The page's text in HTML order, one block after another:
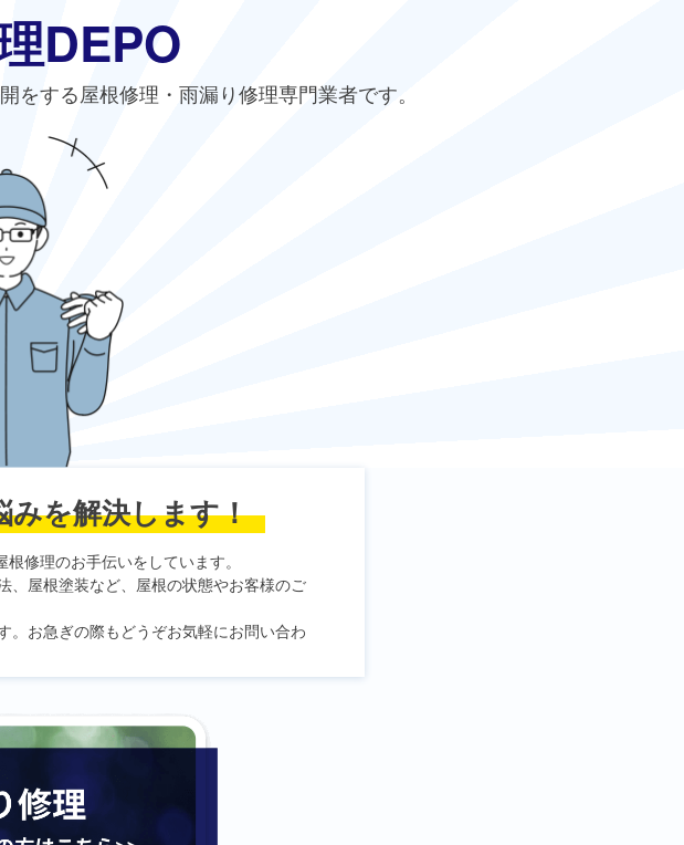
DEPO
する屋根修理・雨漏り修理専門業者です。
みを解決します！
修理のお手伝いをしています。
、屋根塗装など、屋根の状態やお客様のご
。お急ぎの際もどうぞお気軽にお問い合わ